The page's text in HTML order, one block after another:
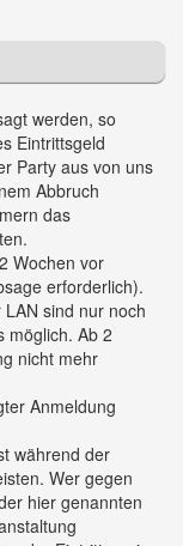
werden, so
Eintrittsgeld
Party aus von uns
Abbruch
das
Wochen vor
erforderlich).
sind nur noch
möglich. Ab 2
nicht mehr
Anmeldung
während der
Wer gegen
hier genannten